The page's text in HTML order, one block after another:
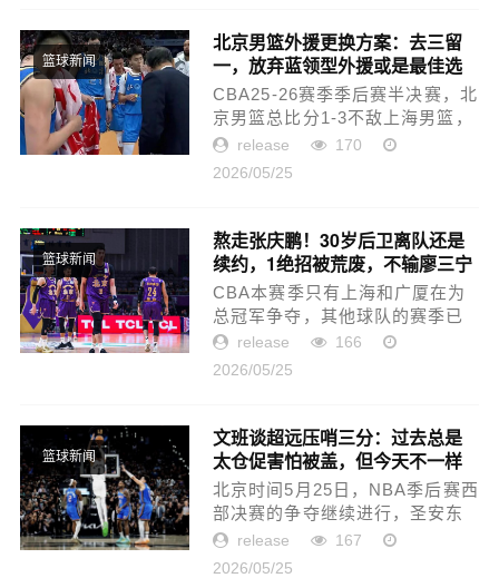
篮球新闻
北京男篮外援更换方案：去三留
一，放弃蓝领型外援或是最佳选
择
CBA25-26赛季季后赛半决赛，北
京男篮总比分1-3不敌上海男篮，
无缘总决赛。从成绩上看，北京
队输给阵容配置豪华的常规赛冠
肯...
release
170
2026/05/25
篮球新闻
熬走张庆鹏！30岁后卫离队还是
续约，1绝招被荒废，不输廖三宁
CBA本赛季只有上海和广厦在为
总冠军争夺，其他球队的赛季已
经结束，面临重建的队伍很多，
其中北控男篮无疑度过了比较失
要和...
release
166
2026/05/25
篮球新闻
文班谈超远压哨三分：过去总是
太仓促害怕被盖，但今天不一样
了
北京时间5月25日，NBA季后赛西
部决赛的争夺继续进行，圣安东
尼奥马刺主场103-82战胜俄克拉
荷马雷霆，总比分2-2扳平。赛
release
167
2026/05/25